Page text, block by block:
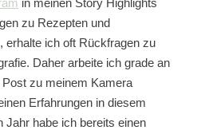
zu Rezepten und
erhalte ich oft Rückfragen zu
Daher arbeite ich grade an
zu meinem Kamera
Erfahrungen in diesem
Jahr habe ich bereits einen